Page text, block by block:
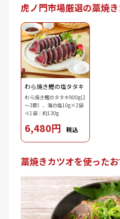
虎ノ門市場厳選の藁焼
わら焼き鰹の塩タタキ
わら焼き鰹のタタキ900g(2
～3節）、海の塩10g×2袋
※1袋：約130g
6,480円 税込
藁焼きカツオを使った